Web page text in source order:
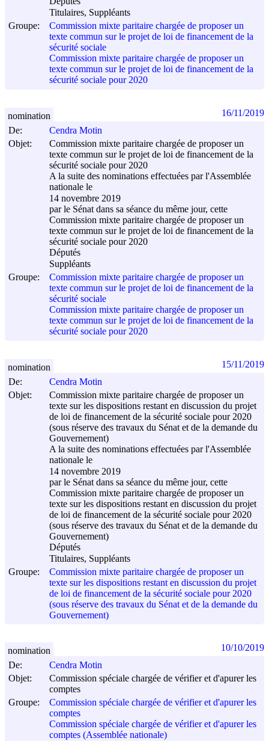
Titulaires, Suppléants
Groupe:
Commission mixte paritaire chargée de proposer un
texte commun sur le projet de loi de financement de la
sécurité sociale
Commission mixte paritaire chargée de proposer un
texte commun sur le projet de loi de financement de la
sécurité sociale pour 2020
De:
Cendra Motin
Objet:
Commission mixte paritaire chargée de proposer un
texte commun sur le projet de loi de financement de la
sécurité sociale pour 2020
A la suite des nominations effectuées par l'Assemblée
nationale le
14 novembre 2019
par le Sénat dans sa séance du même jour, cette
Commission mixte paritaire chargée de proposer un
texte commun sur le projet de loi de financement de la
sécurité sociale pour 2020
Députés
Suppléants
Groupe:
Commission mixte paritaire chargée de proposer un
texte commun sur le projet de loi de financement de la
sécurité sociale
Commission mixte paritaire chargée de proposer un
texte commun sur le projet de loi de financement de la
sécurité sociale pour 2020
nomination 16/11/2019
De:
Cendra Motin
Objet:
Commission mixte paritaire chargée de proposer un
texte sur les dispositions restant en discussion du projet
de loi de financement de la sécurité sociale pour 2020
(sous réserve des travaux du Sénat et de la demande du
Gouvernement)
A la suite des nominations effectuées par l'Assemblée
nationale le
14 novembre 2019
par le Sénat dans sa séance du même jour, cette
Commission mixte paritaire chargée de proposer un
texte sur les dispositions restant en discussion du projet
de loi de financement de la sécurité sociale pour 2020
(sous réserve des travaux du Sénat et de la demande du
Gouvernement)
Députés
Titulaires, Suppléants
Groupe:
Commission mixte paritaire chargée de proposer un
texte sur les dispositions restant en discussion du projet
de loi de financement de la sécurité sociale pour 2020
(sous réserve des travaux du Sénat et de la demande du
Gouvernement)
nomination 15/11/2019
De:
Cendra Motin
Objet:
Commission spéciale chargée de vérifier et d'apurer les
comptes
Groupe:
Commission spéciale chargée de vérifier et d'apurer les
comptes
Commission spéciale chargée de vérifier et d'apurer les
comptes (Assemblée nationale)
nomination 10/10/2019